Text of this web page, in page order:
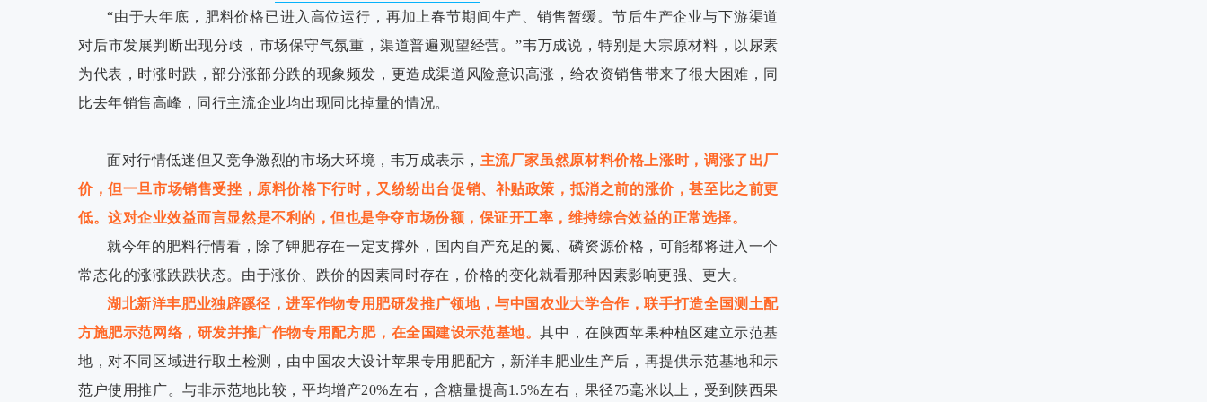
“由于去年底，肥料价格已进入高位运行，再加上春节期间生产、销售暂缓。节后生产企业与下游渠道
对后市发展判断出现分歧，市场保守气氛重，渠道普遍观望经营。”韦万成说，特别是大宗原材料，以尿素
为代表，时涨时跌，部分涨部分跌的现象频发，更造成渠道风险意识高涨，给农资销售带来了很大困难，同
比去年销售高峰，同行主流企业均出现同比掉量的情况。
面对行情低迷但又竞争激烈的市场大环境，韦万成表示， 主流厂家虽然原材料价格上涨时，调涨了出厂
价，但一旦市场销售受挫，原料价格下行时，又纷纷出台促销、补贴政策，抵消之前的涨价，甚至比之前更
低。这对企业效益而言显然是不利的，但也是争夺市场份额，保证开工率，维持综合效益的正常选择。
就今年的肥料行情看，除了钾肥存在一定支撑外，国内自产充足的氮、磷资源价格，可能都将进入一个
常态化的涨涨跌跌状态。由于涨价、跌价的因素同时存在，价格的变化就看那种因素影响更强、更大。
湖北新洋丰肥业独辟蹊径，进军作物专用肥研发推广领地，与中国农业大学合作，联手打造全国测土配
方施肥示范网络，研发并推广作物专用配方肥，在全国建设示范基地。其中，在陕西苹果种植区建立示范基
地，对不同区域进行取土检测，由中国农大设计苹果专用肥配方，新洋丰肥业生产后，再提供示范基地和示
范户使用推广。与非示范地比较，平均增产20%左右，含糖量提高1.5%左右，果径75毫米以上，受到陕西果